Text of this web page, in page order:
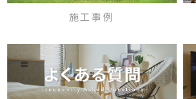
施工事例